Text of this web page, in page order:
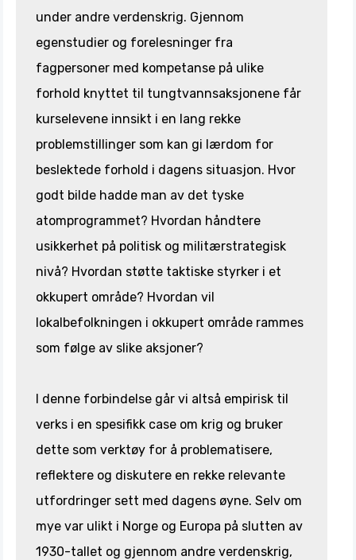
under andre verdenskrig. Gjennom
egenstudier og forelesninger fra
fagpersoner med kompetanse på ulike
forhold knyttet til tungtvannsaksjonene får
kurselevene innsikt i en lang rekke
problemstillinger som kan gi lærdom for
beslektede forhold i dagens situasjon. Hvor
godt bilde hadde man av det tyske
atomprogrammet? Hvordan håndtere
usikkerhet på politisk og militærstrategisk
nivå? Hvordan støtte taktiske styrker i et
okkupert område? Hvordan vil
lokalbefolkningen i okkupert område rammes
som følge av slike aksjoner?
I denne forbindelse går vi altså empirisk til
verks i en spesifikk case om krig og bruker
dette som verktøy for å problematisere,
reflektere og diskutere en rekke relevante
utfordringer sett med dagens øyne. Selv om
mye var ulikt i Norge og Europa på slutten av
1930-tallet og gjennom andre verdenskrig,